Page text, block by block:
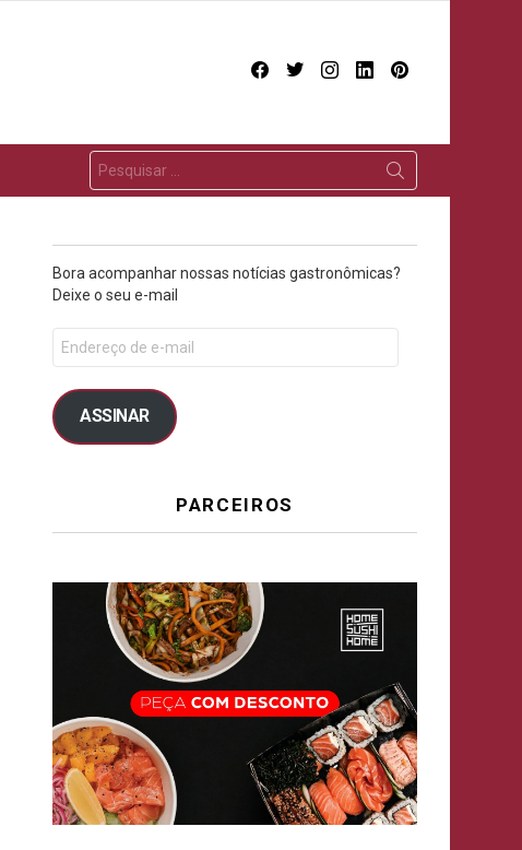
facebooktwitterinstagram
linkedin
Bora acompanhar nossas notícias gastronômicas?
Deixe o seu e-mail
ASSINAR
PARCEIROS